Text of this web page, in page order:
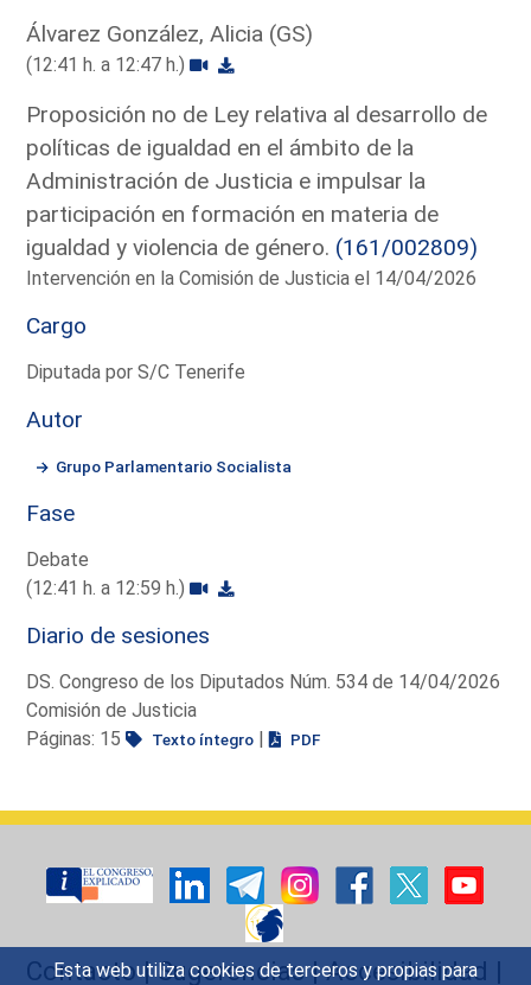
Esta web utiliza cookies de terceros y propias para
Álvarez González, Alicia (GS)
(12:41 h. a 12:47 h.)
Proposición no de Ley relativa al desarrollo de
políticas de igualdad en el ámbito de la
Administración de Justicia e impulsar la
participación en formación en materia de
igualdad y violencia de género. (161/002809)
Intervención en la Comisión de Justicia el 14/04/2026
Cargo
Diputada por S/C Tenerife
Autor
Grupo Parlamentario Socialista
Fase
Debate
(12:41 h. a 12:59 h.)
Diario de sesiones
DS. Congreso de los Diputados Núm. 534 de 14/04/2026
Comisión de Justicia
Páginas: 15
Texto íntegro | PDF
Contacto|Sugerencias|Accesibilidad |